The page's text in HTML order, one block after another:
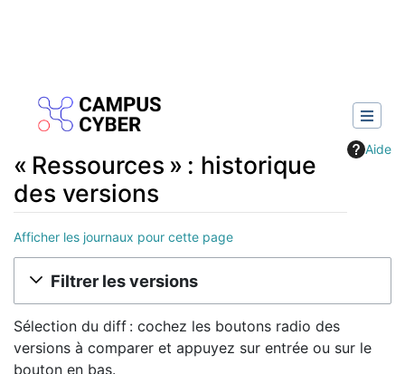
Aide
« Ressources » : historique
des versions
Afficher les journaux pour cette page
Aller à :navigation,rechercher
Filtrer les versions
Sélection du diff : cochez les boutons radio des
versions à comparer et appuyez sur entrée ou sur le
bouton en bas.